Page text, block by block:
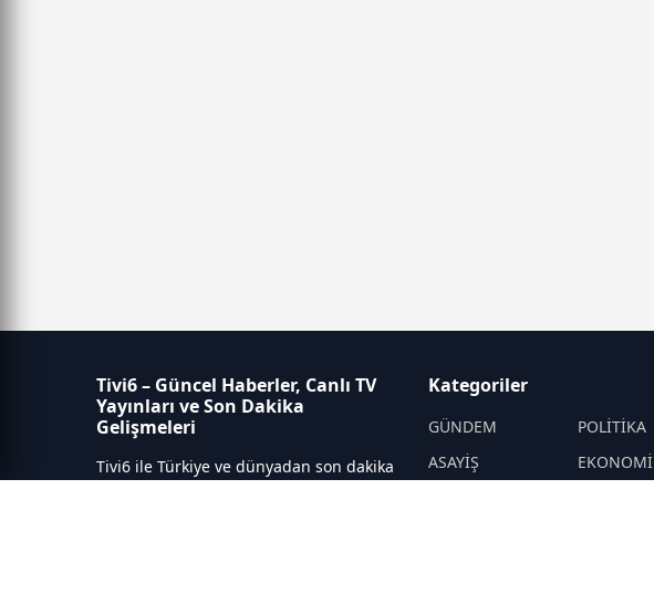
Tivi6 – Güncel Haberler, Canlı TV
Yayınları ve Son Dakika
Gelişmeleri
Tivi6 ile Türkiye ve dünyadan son dakika
Kategoriler
GÜNDEM
POLİTİKA
ASAYİŞ
EKONOMİ